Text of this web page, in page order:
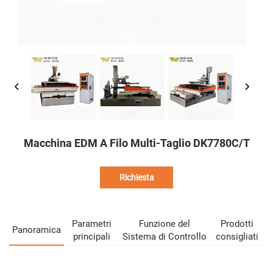
Macchina EDM A Filo Multi-Taglio DK7780C/T
Richiesta
Panoramica
Parametri
principali
Funzione del
Sistema di Controllo
Prodotti
consigliati